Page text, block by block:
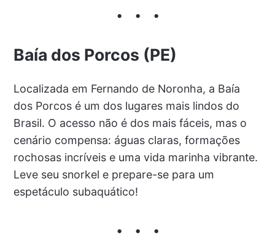
Baía dos Porcos (PE)
Localizada em Fernando de Noronha, a Baía
dos Porcos é um dos lugares mais lindos do
Brasil. O acesso não é dos mais fáceis, mas o
cenário compensa: águas claras, formações
rochosas incríveis e uma vida marinha vibrante.
Leve seu snorkel e prepare-se para um
espetáculo subaquático!